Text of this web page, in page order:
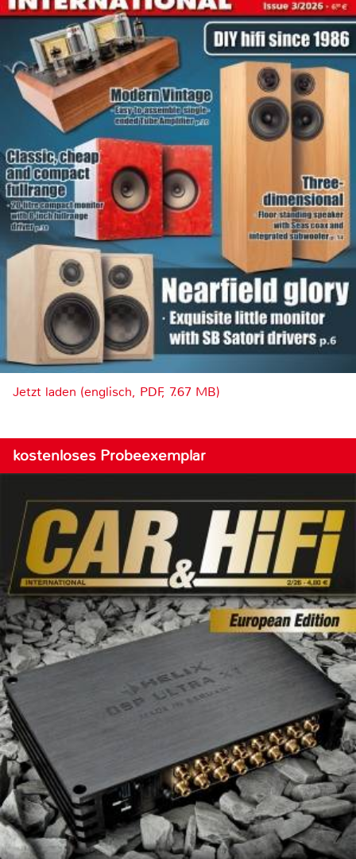
Jetzt laden (englisch, PDF, 7.67 MB)
kostenloses Probeexemplar